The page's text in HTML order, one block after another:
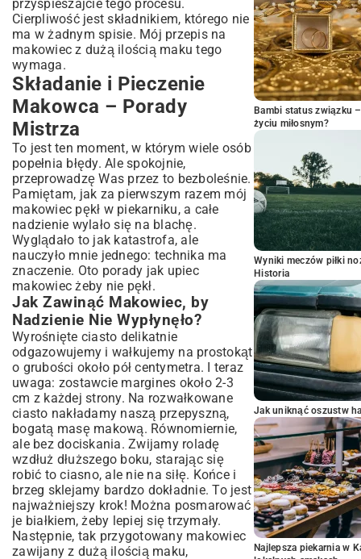
przyspieszajcie tego procesu.
Cierpliwość jest składnikiem, którego nie
ma w żadnym spisie. Mój przepis na
makowiec z dużą ilością maku tego
wymaga.
Składanie i Pieczenie
Makowca – Porady
Mistrza
To jest ten moment, w którym wiele osób
popełnia błędy. Ale spokojnie,
przeprowadzę Was przez to bezboleśnie.
Pamiętam, jak za pierwszym razem mój
makowiec pękł w piekarniku, a całe
nadzienie wylało się na blachę.
Wyglądało to jak katastrofa, ale
nauczyło mnie jednego: technika ma
znaczenie. Oto porady jak upiec
makowiec żeby nie pękł.
Jak Zawinąć Makowiec, by
Nadzienie Nie Wypłynęło?
Wyrośnięte ciasto delikatnie
odgazowujemy i wałkujemy na prostokąt
o grubości około pół centymetra. I teraz
uwaga: zostawcie margines około 2-3
cm z każdej strony. Na rozwałkowane
ciasto nakładamy naszą przepyszną,
bogatą masę makową. Równomiernie,
ale bez dociskania. Zwijamy roladę
wzdłuż dłuższego boku, starając się
robić to ciasno, ale nie na siłę. Końce i
brzeg sklejamy bardzo dokładnie. To jest
najważniejszy krok! Można posmarować
je białkiem, żeby lepiej się trzymały.
Następnie, tak przygotowany makowiec
zawijany z dużą ilością maku,
Bambi status związku
życiu miłosnym?
Wyniki meczów piłki
Historia
Jak uniknąć oszustw
Najlepsza piekarnia w